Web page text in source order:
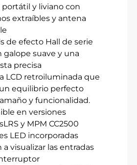
portátil y liviano con
extraíbles y antena
de efecto Hall de serie
galope suave y una
precisa
LCD retroiluminada que
equilibrio perfecto
y funcionalidad.
en versiones
y MPM CC2500
LED incorporadas
a visualizar las entradas